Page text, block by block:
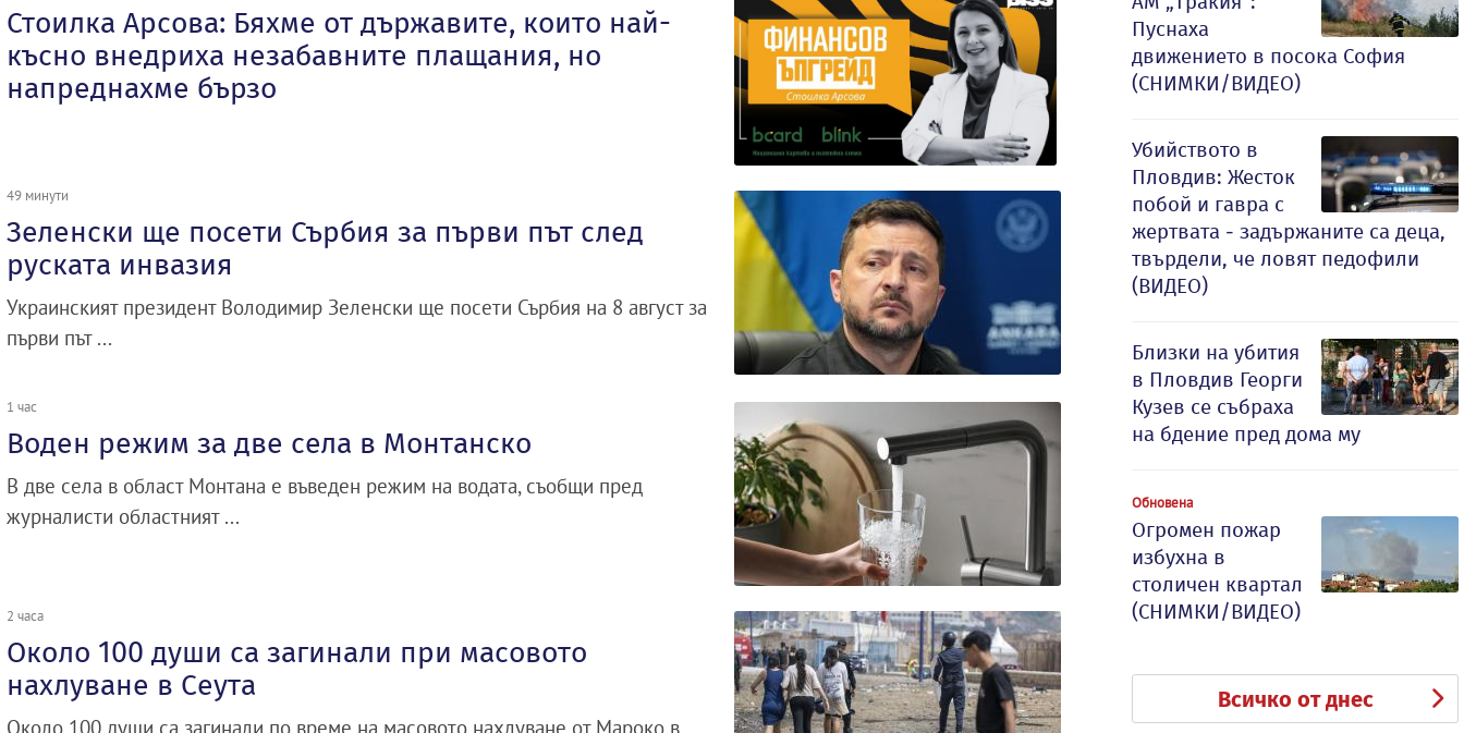
Стоилка Арсова: Бяхме от държавите, които най-
късно внедриха незабавните плащания, но
напреднахме бързо
49 минути
Зеленски ще посети Сърбия за първи път след
руската инвазия
Украинският президент Володимир Зеленски ще посети Сърбия на 8 август за
първи път ...
1 час
Воден режим за две села в Монтанско
В две села в област Монтана е въведен режим на водата, съобщи пред
журналисти областният ...
2 часа
Около 100 души са загинали при масовото
нахлуване в Сеута
Пуснаха
движението в посока София
(СНИМКИ/ВИДЕО)
Убийството в
Пловдив: Жесток
побой и гавра с
жертвата - задържаните са деца,
твърдели, че ловят педофили
(ВИДЕО)
Близки на убития
в Пловдив Георги
Кузев се събраха
на бдение пред дома му
Обновена
Огромен пожар
избухна в
столичен квартал
(СНИМКИ/ВИДЕО)
Всичко от днес